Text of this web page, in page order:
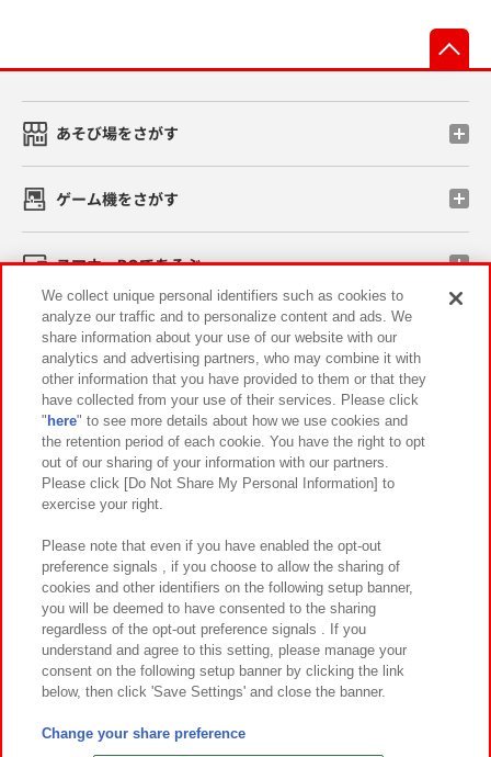
あそび場をさがす
ゲーム機をさがす
スマホ・PCであそぶ
イベント・キャンペーン
関連会社 サステナビリティ サイトポリシー
プライバシーポリシー ウェブアクセシビリティ方針と検証結果
お取引先さまとともに
カスタマーハラスメント対応方針 よくあるご質問・お問い合わせ
©Bandai Namco Amusement Inc.
©Bandai Namco Amusement Lab Inc.
We collect unique personal identifiers such as cookies to
analyze our traffic and to personalize content and ads. We
share information about your use of our website with our
analytics and advertising partners, who may combine it with
other information that you have provided to them or that they
have collected from your use of their services. Please click
" here" to see more details about how we use cookies and
the retention period of each cookie. You have the right to opt
out of our sharing of your information with our partners.
Please click [Do Not Share My Personal Information] to
exercise your right.
Please note that even if you have enabled the opt-out
preference signals , if you choose to allow the sharing of
cookies and other identifiers on the following setup banner,
you will be deemed to have consented to the sharing
regardless of the opt-out preference signals . If you
understand and agree to this setting, please manage your
consent on the following setup banner by clicking the link
below, then click 'Save Settings' and close the banner.
Change your share preference